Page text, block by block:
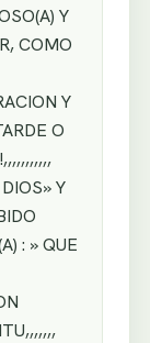
Y
COMO
Y
O
Y
: » QUE